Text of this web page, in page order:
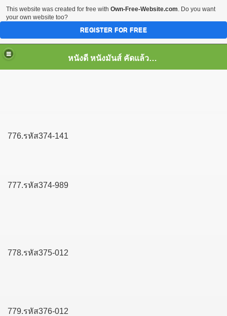
หนังดี หนังมันส์ คัดแล้ว เพื่อคุณ
776.รหัส374-141
777.รหัส374-989
778.รหัส375-012
779.รหัส376-012
This website was created for free with Own-Free-Website.com. Do you want
your own website too?
REGISTER FOR FREE